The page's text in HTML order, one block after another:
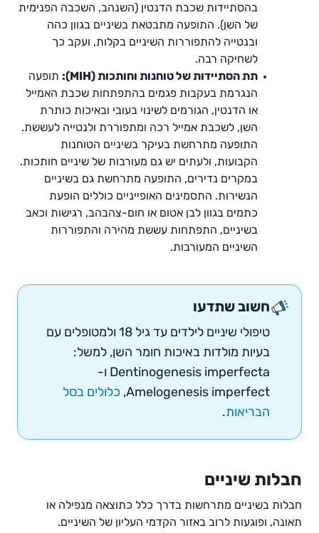
בהסתיידות שכבת הדנטין (השנהב, השכבה הפנימית
של השן). התופעה מתבטאת בשיניים בגוון כהה
ובנטייה להתפוררות השיניים בקלות, ועקב כך
לשחיקה רבה.
תת הסתיידות של טוחנות וחותכות (MIH):
תופעה
הנגרמת בעקבות פגמים בהתפתחות שכבת האמייל
או הדנטין, הגורמים לשינוי בעובי ובאיכות כותרת
השן, לשכבת אמייל רכה ומתפוררת ולנטייה לעששת.
התופעה מתרחשת בעיקר בשיניים הטוחנות
הקבועות, ולעתים יש גם מעורבות של שיניים חותכות.
במקרים נדירים, התופעה מתרחשת גם בשיניים
הנשירות. התסמינים האופייניים כוללים הופעת
כתמים בגוון לבן אטום או חום-צהבהב, רגישות וכאב
בשיניים, התפתחות עששת מהירה והתפוררות
השיניים המעורבות.
חשוב שתדעו
טיפולי שיניים לילדים עד גיל 18 ולמטופלים עם
בעיות מולדות באיכות חומר השן, למשל:
Dentinogenesis imperfecta ו-
Amelogenesis imperfect, כלולים בסל
הבריאות.
חבלות שיניים
חבלות בשיניים מתרחשות בדרך כלל כתוצאה מנפילה או
תאונה, ופוגעות לרוב באזור הקדמי העליון של השיניים.